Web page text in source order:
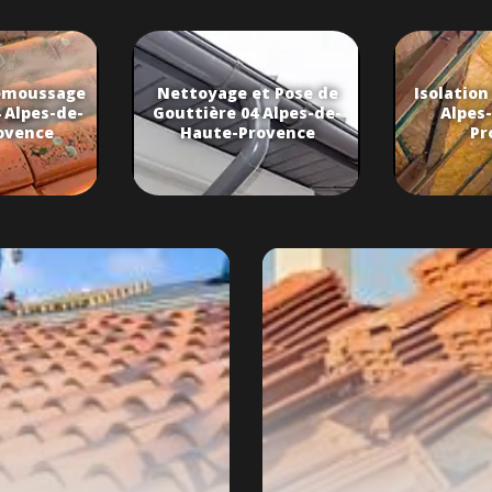
de-
Nettoyage et Pose de
Gouttière 04 Alpes-de-
Haute-Provence
Isolation